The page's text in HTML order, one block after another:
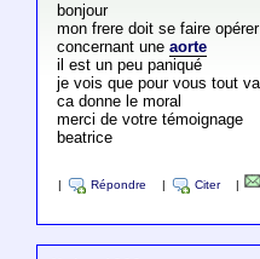
bonjour
mon frere doit se faire
concernant une aorte
il est un peu paniqué
je vois que pour vous tout
ca donne le moral
merci de votre témoignage
beatrice
Répondre Citer